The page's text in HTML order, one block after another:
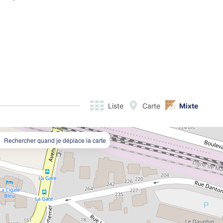
Liste Carte Mixte
Rechercher quand je déplace la carte